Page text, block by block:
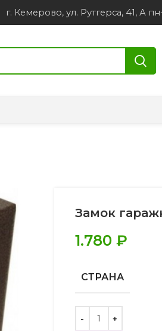
г. Кемерово, ул. Рутгерса, 41, А
Замок
1.780 ₽
СТРАНА